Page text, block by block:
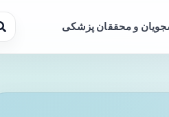
و محققان پزشکی